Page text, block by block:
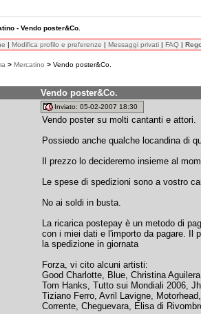
- Vendo poster&Co.
| Modifica profilo e preferenze | Messaggi privati | FAQ |
> Mercatino > Vendo poster&Co.
Vendo poster&Co.
Inviato: 05-02-2007 18:30
Vendo poster su molti cantanti e attori.
Possiedo anche qualche locandina di
Il prezzo lo decideremo insieme al
Le spese di spedizioni sono a vostro
No ai soldi in busta.
La ricarica postepay è un metodo di
con i miei dati e l'importo da pagare. Il
la spedizione in giornata
Forza, vi cito alcuni artisti:
Good Charlotte, Blue, Christina
Tom Hanks, Tutto sui Mondiali 2006,
Tiziano Ferro, Avril Lavigne,
Corrente, Cheguevara, Elisa di